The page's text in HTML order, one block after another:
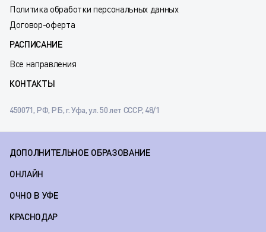
Политика обработки персональных данных
Договор-оферта
РАСПИСАНИЕ
Все направления
КОНТАКТЫ
450071, РФ, РБ, г. Уфа, ул. 50 лет СССР, 48/1
ДОПОЛНИТЕЛЬНОЕ ОБРАЗОВАНИЕ
ОНЛАЙН
ОЧНО В УФЕ
КРАСНОДАР